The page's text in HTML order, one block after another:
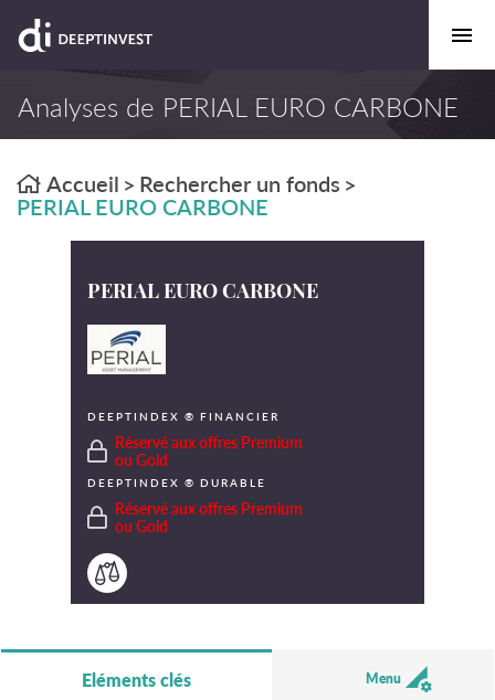
Analyses de PERIAL EURO CARBONE
Accueil > Rechercher un fonds >
PERIAL EURO CARBONE
PERIAL EURO CARBONE
DEEPTINDEX ® FINANCIER
Réservé aux offres Premium
ou Gold
DEEPTINDEX ® DURABLE
Réservé aux offres Premium
ou Gold
Eléments clés Menu